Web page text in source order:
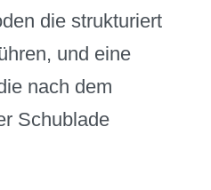
die strukturiert
und eine
nach dem
Schublade